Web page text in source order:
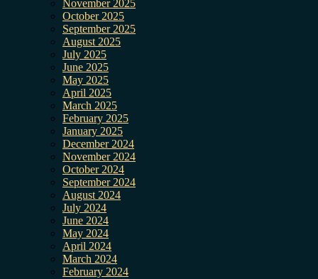
November 2025
October 2025
September 2025
August 2025
July 2025
June 2025
May 2025
April 2025
March 2025
February 2025
January 2025
December 2024
November 2024
October 2024
September 2024
August 2024
July 2024
June 2024
May 2024
April 2024
March 2024
February 2024